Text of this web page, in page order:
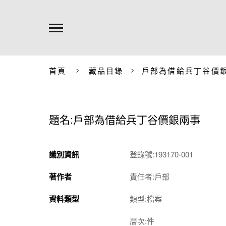
首頁 藏品目錄 戶部為借給兵丁谷價
題名:戶部為借給兵丁谷價銀兩事
識別資訊 登錄號:193170-001
著作者 責任者:戶部
資料類型 類型:檔案
層次:件